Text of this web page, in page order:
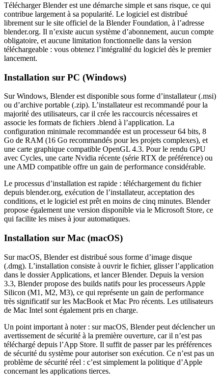
Télécharger Blender est une démarche simple et sans risque, ce qui
contribue largement à sa popularité. Le logiciel est distribué
librement sur le site officiel de la Blender Foundation, à l’adresse
blender.org. Il n’existe aucun système d’abonnement, aucun compte
obligatoire, et aucune limitation fonctionnelle dans la version
téléchargeable : vous obtenez l’intégralité du logiciel dès le premier
lancement.
Installation sur PC (Windows)
Sur Windows, Blender est disponible sous forme d’installateur (.msi)
ou d’archive portable (.zip). L’installateur est recommandé pour la
majorité des utilisateurs, car il crée les raccourcis nécessaires et
associe les formats de fichiers .blend à l’application. La
configuration minimale recommandée est un processeur 64 bits, 8
Go de RAM (16 Go recommandés pour les projets complexes), et
une carte graphique compatible OpenGL 4.3. Pour le rendu GPU
avec Cycles, une carte Nvidia récente (série RTX de préférence) ou
une AMD compatible offre un gain de performance considérable.
Le processus d’installation est rapide : téléchargement du fichier
depuis blender.org, exécution de l’installateur, acceptation des
conditions, et le logiciel est prêt en moins de cinq minutes. Blender
propose également une version disponible via le Microsoft Store, ce
qui facilite les mises à jour automatiques.
Installation sur Mac (macOS)
Sur macOS, Blender est distribué sous forme d’image disque
(.dmg). L’installation consiste à ouvrir le fichier, glisser l’application
dans le dossier Applications, et lancer Blender. Depuis la version
3.3, Blender propose des builds natifs pour les processeurs Apple
Silicon (M1, M2, M3), ce qui représente un gain de performance
très significatif sur les MacBook et Mac Pro récents. Les utilisateurs
de Mac Intel sont également pris en charge.
Un point important à noter : sur macOS, Blender peut déclencher un
avertissement de sécurité à la première ouverture, car il n’est pas
téléchargé depuis l’App Store. Il suffit de passer par les préférences
de sécurité du système pour autoriser son exécution. Ce n’est pas un
problème de sécurité réel : c’est simplement la politique d’Apple
concernant les applications tierces.